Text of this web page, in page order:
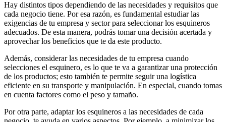
Hay distintos tipos dependiendo de las necesidades y requisitos que
cada negocio tiene. Por esa razón, es fundamental estudiar las
exigencias de tu empresa y sector para seleccionar los esquineros
adecuados. De esta manera, podrás tomar una decisión acertada y
aprovechar los beneficios que te da este producto.
Además, considerar las necesidades de tu empresa cuando
selecciones el esquinero, es lo que te va a garantizar una protección
de los productos; esto también te permite seguir una logística
eficiente en su transporte y manipulación. En especial, cuando tomas
en cuenta factores como el peso y tamaño.
Por otra parte, adaptar los esquineros a las necesidades de cada